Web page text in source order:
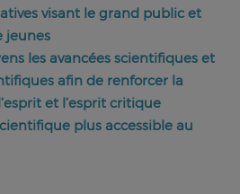
visant le grand public et
jeunes
les avancées scientifiques et
afin de renforcer la
et l’esprit critique
plus accessible au